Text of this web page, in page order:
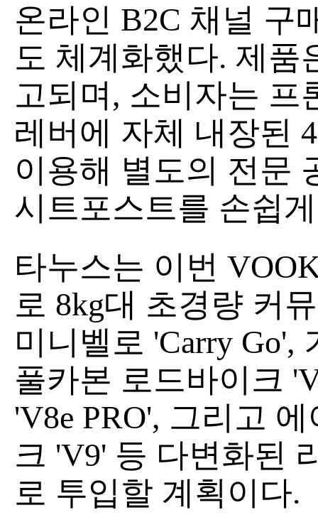
온라인 B2C 채널 구
도 체계화했다. 제품
고되며, 소비자는 프
레버에 자체 내장된
이용해 별도의 전문
시트포스트를 손쉽
타누스는 이번
로 8kg대 초경량 커
미니벨로 'Carry Go',
풀카본 로드바이크
'V8e PRO', 그리고
크 'V9' 등 다변화된
로 투입할 계획이다.